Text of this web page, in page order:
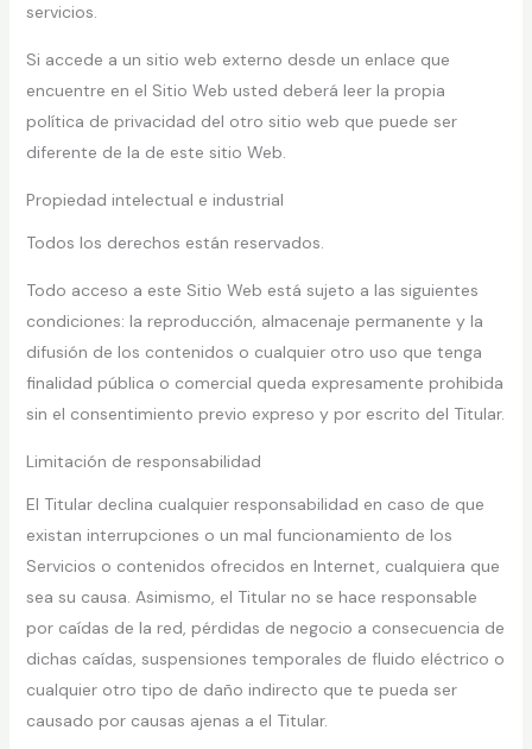
servicios.
Si accede a un sitio web externo desde un enlace que
encuentre en el Sitio Web usted deberá leer la propia
política de privacidad del otro sitio web que puede ser
diferente de la de este sitio Web.
Propiedad intelectual e industrial
Todos los derechos están reservados.
Todo acceso a este Sitio Web está sujeto a las siguientes
condiciones: la reproducción, almacenaje permanente y la
difusión de los contenidos o cualquier otro uso que tenga
finalidad pública o comercial queda expresamente prohibida
sin el consentimiento previo expreso y por escrito del Titular.
Limitación de responsabilidad
El Titular declina cualquier responsabilidad en caso de que
existan interrupciones o un mal funcionamiento de los
Servicios o contenidos ofrecidos en Internet, cualquiera que
sea su causa. Asimismo, el Titular no se hace responsable
por caídas de la red, pérdidas de negocio a consecuencia de
dichas caídas, suspensiones temporales de fluido eléctrico o
cualquier otro tipo de daño indirecto que te pueda ser
causado por causas ajenas a el Titular.